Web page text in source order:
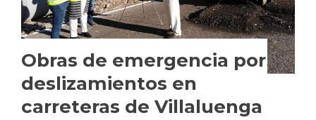
Obras de emergencia por
deslizamientos en
carreteras de Villaluenga